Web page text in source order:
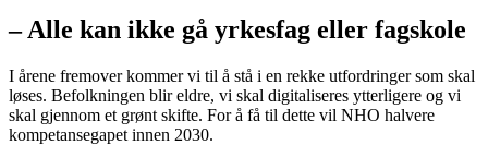
– Alle kan ikke gå yrkesfag eller fagskole
I årene fremover kommer vi til å stå i en rekke utfordringer som skal
løses. Befolkningen blir eldre, vi skal digitaliseres ytterligere og vi
skal gjennom et grønt skifte. For å få til dette vil NHO halvere
kompetansegapet innen 2030.